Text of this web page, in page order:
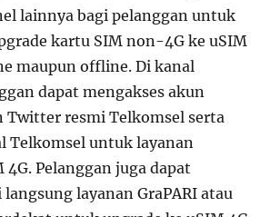
lainnya bagi pelanggan untuk
kartu SIM non-4G ke uSIM
maupun offline. Di kanal
dapat mengakses akun
Twitter resmi Telkomsel serta
Telkomsel untuk layanan
4G. Pelanggan juga dapat
layanan GraPARI atau